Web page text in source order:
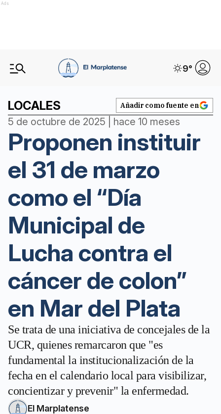
Ads
9°
LOCALES Añadir como fuente en
5 de octubre de 2025 | hace 10 meses
Proponen instituir
el 31 de marzo
como el “Día
Municipal de
Lucha contra el
cáncer de colon”
en Mar del Plata
Se trata de una iniciativa de concejales de la
UCR, quienes remarcaron que "es
fundamental la institucionalización de la
fecha en el calendario local para visibilizar,
concientizar y prevenir" la enfermedad.
El Marplatense